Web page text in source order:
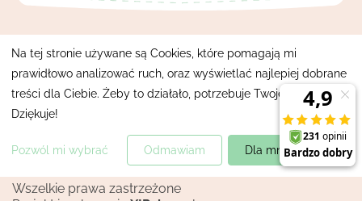
Kontakt
Pomocne linki 
Moje konto 
Wszelkie prawa zastrzeżone
Polityka prywatności
Na tej stronie używane są Cookies, które pomagają mi
prawidłowo analizować ruch, oraz wyświetlać najlepiej dobrane
treści dla Ciebie. Żeby to działało, potrzebuje Twojej zgody.
Dziękuje!
Pozwól mi wybrać Odmawiam Dla mnie super!